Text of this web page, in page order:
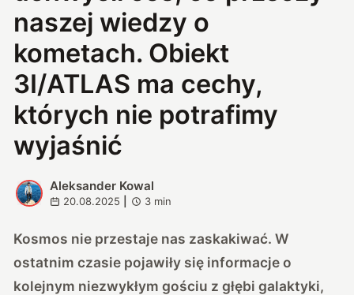
naszej wiedzy o
kometach. Obiekt
3I/ATLAS ma cechy,
których nie potrafimy
wyjaśnić
A
Aleksander Kowal
20.08.2025 3 min
Kosmos nie przestaje nas zaskakiwać. W
ostatnim czasie pojawiły się informacje o
kolejnym niezwykłym gościu z głębi galaktyki,